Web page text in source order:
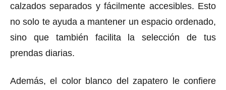
calzados separados y fácilmente accesibles. Esto
no solo te ayuda a mantener un espacio ordenado,
sino que también facilita la selección de tus
prendas diarias.
Además, el color blanco del zapatero le confiere